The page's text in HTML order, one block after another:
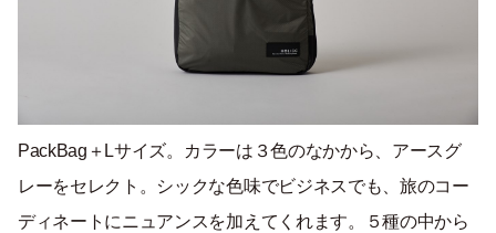
PackBag＋Lサイズ。カラーは３色のなかから、アースグ
レーをセレクト。シックな色味でビジネスでも、旅のコー
ディネートにニュアンスを加えてくれます。５種の中から